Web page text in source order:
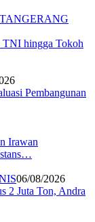
TANGERANG
TNI hingga Tokoh
Pembangunan
Irawan
06/08/2026
2 Juta Ton, Andra